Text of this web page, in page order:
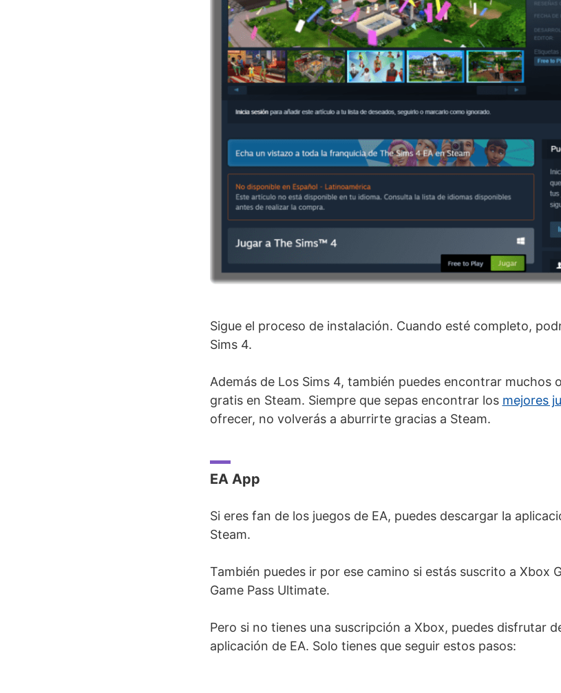
Sigue el proceso de instalación. Cuando esté completo,
Sims 4.
Además de Los Sims 4, también puedes encontrar
gratis en Steam. Siempre que sepas encontrar los mejores
ofrecer, no volverás a aburrirte gracias a Steam.
EA App
Si eres fan de los juegos de EA, puedes descargar la
Steam.
También puedes ir por ese camino si estás suscrito a Xbox
Game Pass Ultimate.
Pero si no tienes una suscripción a Xbox, puedes disfrutar
aplicación de EA. Solo tienes que seguir estos pasos: